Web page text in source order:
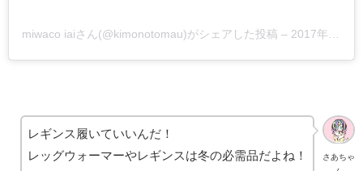
miwaco iaiさん(@kimonotomau)がシェアした投稿 – 2017年 2月月11日午前12時14分PST
さあちゃ
レギンス履いていいんだ！
レッグウォーマーやレギンスは冬の必需品だよね！